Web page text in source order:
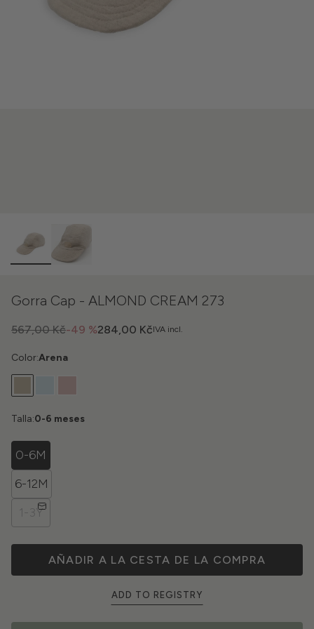
Gorra Cap - ALMOND CREAM 273
IVA incl.
-49 %
567,00 Kč 284,00 Kč
Color:Arena
Talla:0-6 meses
0-6M
6-12M
1-3Y
AÑADIR A LA CESTA DE LA COMPRA
ADD TO REGISTRY